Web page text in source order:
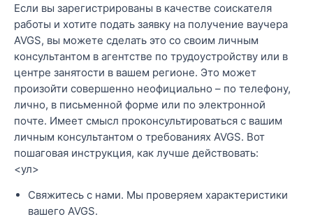
Если вы зарегистрированы в качестве соискателя
работы и хотите подать заявку на получение ваучера
AVGS, вы можете сделать это со своим личным
консультантом в агентстве по трудоустройству или в
центре занятости в вашем регионе. Это может
произойти совершенно неофициально – по телефону,
лично, в письменной форме или по электронной
почте. Имеет смысл проконсультироваться с вашим
личным консультантом о требованиях AVGS. Вот
пошаговая инструкция, как лучше действовать:
<ул>
Свяжитесь с нами. Мы проверяем характеристики
вашего AVGS.